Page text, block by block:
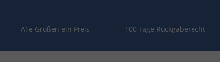
Alle Größen ein Preis 100 Tage Rückgaberecht